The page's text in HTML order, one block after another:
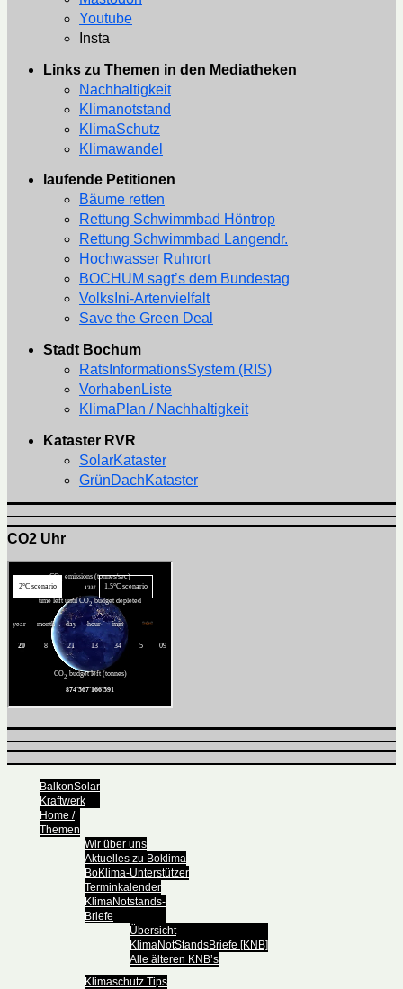
Youtube
Insta
Links zu Themen in den Mediatheken
Nachhaltigkeit
Klimanotstand
KlimaSchutz
Klimawandel
laufende Petitionen
Bäume retten
Rettung Schwimmbad Höntrop
Rettung Schwimmbad Langendr.
Hochwasser Ruhrort
BOCHUM sagt’s dem Bundestag
VolksIni-Artenvielfalt
Save the Green Deal
Stadt Bochum
RatsInformationsSystem (RIS)
VorhabenListe
KlimaPlan / Nachhaltigkeit
Kataster RVR
SolarKataster
GrünDachKataster
CO2 Uhr
BalkonSolar
Kraftwerk
Home /
Themen
Wir über uns
Aktuelles zu Boklima
BoKlima-Unterstützer
Terminkalender
KlimaNotstands-
Briefe
Übersicht
KlimaNotStandsBriefe [KNB]
Alle älteren KNB’s
Klimaschutz Tips